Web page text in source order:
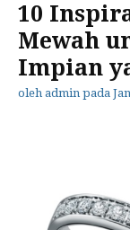
10
Mewah
Impian
oleh admin pada